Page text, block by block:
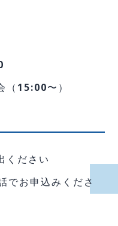
（15:00〜）
ください
でお申込みくださ